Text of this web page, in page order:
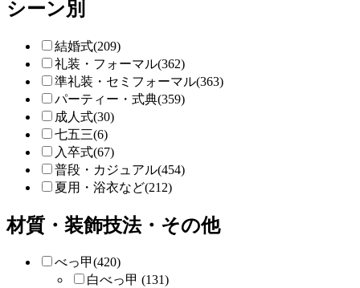
シーン別
結婚式(209)
礼装・フォーマル(362)
準礼装・セミフォーマル(363)
パーティー・式典(359)
成人式(30)
七五三(6)
入卒式(67)
普段・カジュアル(454)
夏用・浴衣など(212)
材質・装飾技法・その他
べっ甲(420)
白べっ甲 (131)